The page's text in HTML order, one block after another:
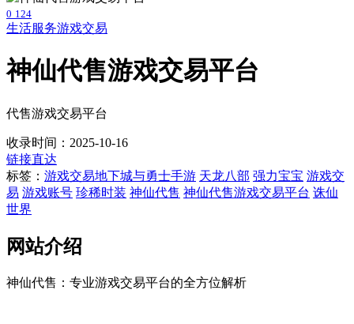
0 124
生活服务游戏交易
神仙代售游戏交易平台
代售游戏交易平台
收录时间：2025-10-16
链接直达
标签： 游戏交易地下城与勇士手游 天龙八部 强力宝宝 游戏交
易 游戏账号 珍稀时装 神仙代售 神仙代售游戏交易平台 诛仙
世界
网站介绍
神仙代售：专业游戏交易平台的全方位解析